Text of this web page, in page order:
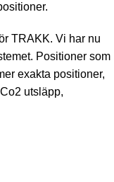
TRAKK. Vi har nu
Positioner som
exakta positioner,
utsläpp,